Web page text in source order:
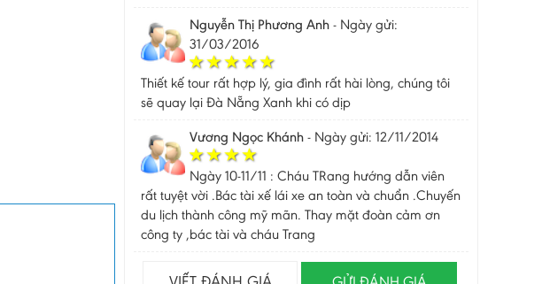
Nguyễn Thị Phương Anh - Ngày gửi:
31/03/2016
Thiết kế tour rất hợp lý, gia đình rất hài lòng, chúng tôi
sẽ quay lại Đà Nẵng Xanh khi có dịp
Vương Ngọc Khánh - Ngày gửi: 12/11/2014
Ngày 10-11/11 : Cháu TRang hướng dẫn viên
rất tuyệt vời .Bác tài xế lái xe an toàn và chuẩn .Chuyến
du lịch thành công mỹ mãn. Thay mặt đoàn cảm ơn
công ty ,bác tài và cháu Trang